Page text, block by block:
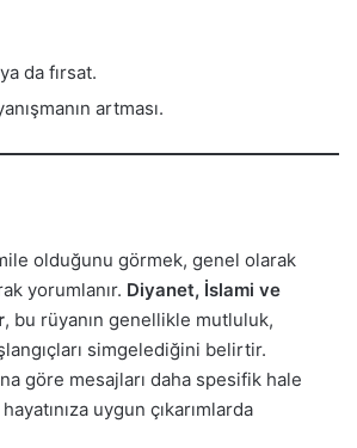
da fırsat.
artması.
olduğunu görmek, genel olarak
yorumlanır. Diyanet, İslami ve
, bu rüyanın genellikle mutluluk,
simgelediğini belirtir.
göre mesajları daha spesifik hale
uygun çıkarımlarda